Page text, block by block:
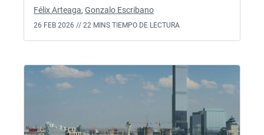
Félix Arteaga, Gonzalo Escribano
26 FEB 2026 // 22 MINS TIEMPO DE LECTURA